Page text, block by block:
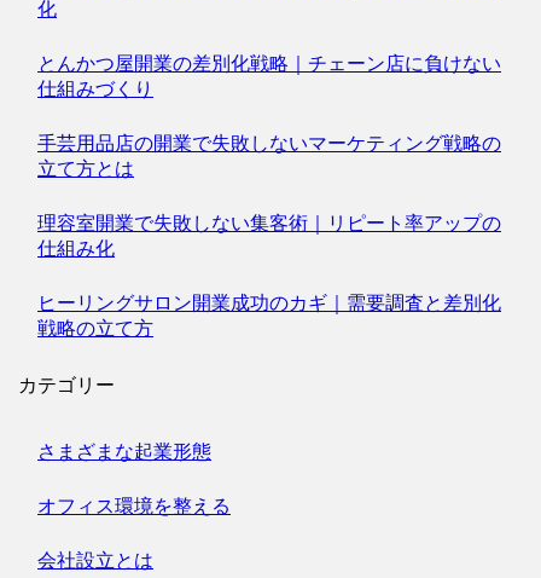
化
とんかつ屋開業の差別化戦略｜チェーン店に負けない
仕組みづくり
手芸用品店の開業で失敗しないマーケティング戦略の
立て方とは
理容室開業で失敗しない集客術｜リピート率アップの
仕組み化
ヒーリングサロン開業成功のカギ｜需要調査と差別化
戦略の立て方
カテゴリー
さまざまな起業形態
オフィス環境を整える
会社設立とは